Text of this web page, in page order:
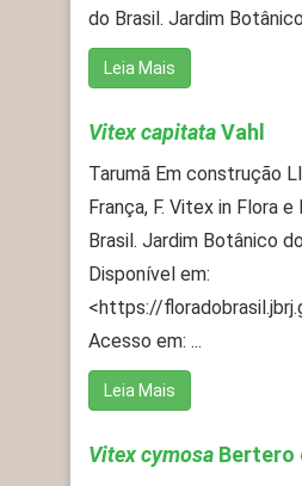
do Brasil. Jardim
Leia Mais
Vitex capitataVahl
Tarumã Em construção
França, F. Vitex in Flora e
Brasil. Jardim Botânico
Disponível em:
<https://
Acesso em: ...
Leia Mais
Vitex cymosa Bertero